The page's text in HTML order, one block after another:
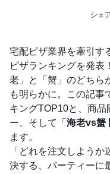
シェ
宅配ピザ業界を牽引す
ピザランキングを発表
老」と「蟹」のどちら
も明らかに。この記事
キングTOP10と、商品
ー、そして「 海老vs蟹
ます。
「どれを注文しよう
決する、パーティーに